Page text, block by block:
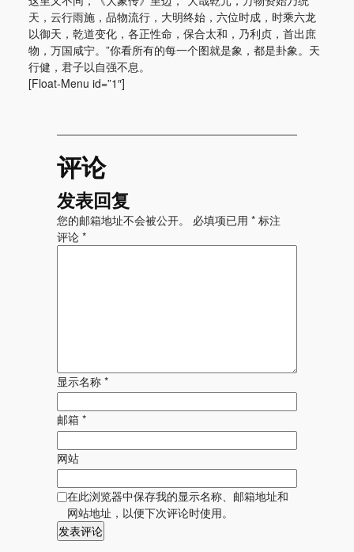
天，云行雨施，品物流行，大明终始，六位时成，时乘六龙
以御天，乾道变化，各正性命，保合太和，乃利贞，首出庶
物，万国咸宁。”你看所有的每一个图就是象，都是卦象。天
行健，君子以自强不息。
[Float-Menu id=”1″]
评论
发表回复
您的邮箱地址不会被公开。 必填项已用 *标注
评论 *
显示名称 *
邮箱 *
网站
在此浏览器中保存我的显示名称、邮箱地址和
网站地址，以便下次评论时使用。